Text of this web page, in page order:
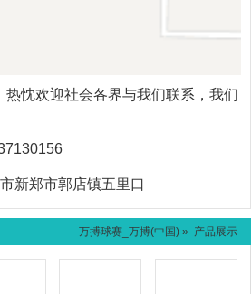
热忱欢迎社会各界与我们联系，我们
新郑市郭店镇五里口
万搏球赛_万搏(中国) » 产品展示